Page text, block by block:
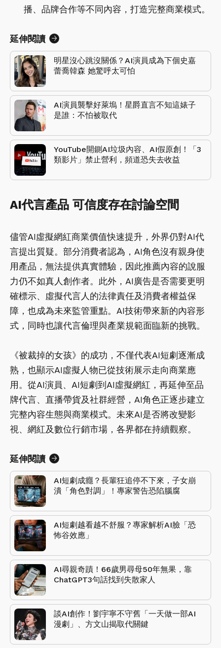
播、品牌合作等不同內容，打造完整商業模式。
延伸閱讀
明星沒心跳沒關係？AI演員成為下個史嘉
蕾喬韓森 她驚呼太可怕
AI演員襲擊好萊塢！星爵直言不知這婊子
是誰：不怕被取代
YouTube開鍘AI垃圾內容、AI假原創！「3
類影片」禁止營利，頻道恐失去收益
AI代言產品 可信度存在討論空間
儘管AI虛擬網紅商業價值快速提升，外界仍對AI代
言提出質疑。部分消費者認為，AI角色沒有親身使
用產品，無法提供真實體驗，因此推薦內容的說服
力仍不如真人創作者。此外，AI廣告是否需要更明
確標示、虛擬代言人的法律責任及消費者權益保
障，也成為未來監管重點。AI技術帶來新的內容形
式，同時也讓代言倫理與產業規範面臨新的挑戰。
《被裁掉的女孩》的成功，不僅代表AI短劇逐漸成
熟，也顯示AI虛擬人物已從技術展示走向商業應
用。從AI演員、AI短劇到AI虛擬網紅，再延伸至品
牌代言、直播帶貨及社群經營，AI角色正逐步建立
完整內容生態與商業模式。未來AI是否將改變影
視、網紅及數位行銷市場，各界都在持續觀察。
延伸閱讀
AI短劇成癮？長輩狂追停不下來，子女崩
潰「角色對調」！專家警告恐陷腦腐
AI短劇越看越不舒服？專家解析AI臉「恐
怖谷效應」
AI尋親奇蹟！66歲男尋母50年無果，靠
ChatGPT3句話找到失散家人
談AI創作！劉宇寧不守舊「一天做一部AI
漫劇」、方文山揭取代關鍵